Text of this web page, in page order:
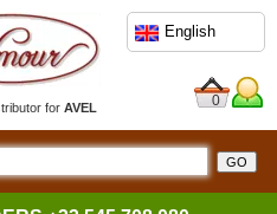
forAVEL
English
0